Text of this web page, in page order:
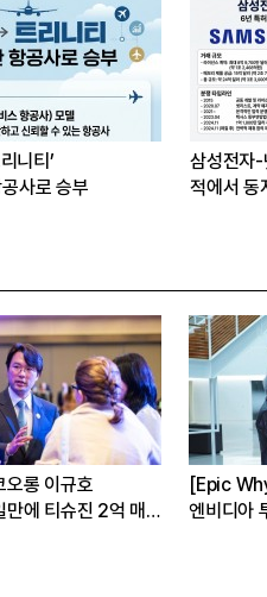
니티’
사로 승부
삼성전자-
적에서
Why] 정의선 현대차 회장
나에 간 까닭은